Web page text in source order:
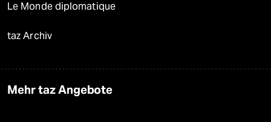
Le Monde diplomatique
taz Archiv
Mehr taz Angebote